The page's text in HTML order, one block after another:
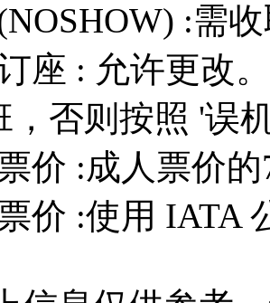
:需
座 : 允许更改
，否则按照 '误
价 :成人票价的
价 :使用 IATA